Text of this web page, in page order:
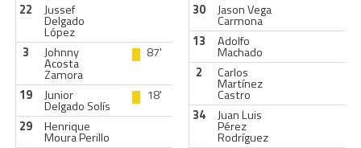
22 Jussef
Delgado
López
3
Johnny
Acosta
Zamora
87'
19 Junior
Delgado Solís
18'
29
Henrique
Moura Perillo
30 Jason Vega
Carmona
13
Adolfo
Machado
2
Carlos
Martínez
Castro
34
Juan Luis
Pérez
Rodríguez